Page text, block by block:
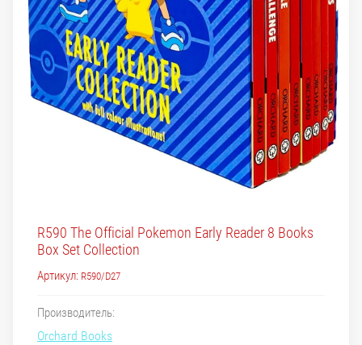
R590 The Official Pokemon Early Reader 8 Books
Box Set Collection
Артикул: R590/D27
Производитель:
Orchard Books